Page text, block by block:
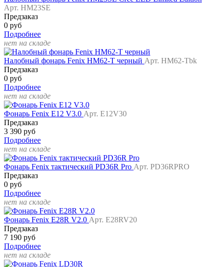
Арт. HM23SE
Предзаказ
0 руб
Подробнее
нет на складе
Налобный фонарь Fenix HM62-T черный Арт. HM62-Tbk
Предзаказ
0 руб
Подробнее
нет на складе
Фонарь Fenix E12 V3.0 Арт. E12V30
Предзаказ
3 390 руб
Подробнее
нет на складе
Фонарь Fenix тактический PD36R Pro Арт. PD36RPRO
Предзаказ
0 руб
Подробнее
нет на складе
Фонарь Fenix E28R V2.0 Арт. E28RV20
Предзаказ
7 190 руб
Подробнее
нет на складе